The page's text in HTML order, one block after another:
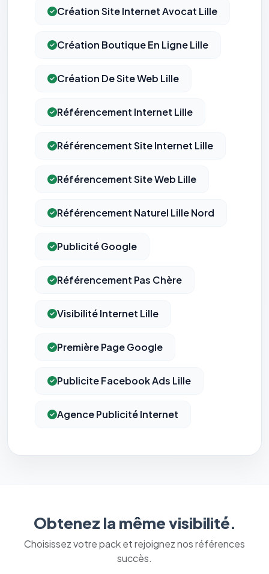
Création Site Internet Avocat Lille
Création Boutique En Ligne Lille
Création De Site Web Lille
Référencement Internet Lille
Référencement Site Internet Lille
Référencement Site Web Lille
Référencement Naturel Lille Nord
Publicité Google
Référencement Pas Chère
Visibilité Internet Lille
Première Page Google
Publicite Facebook Ads Lille
Agence Publicité Internet
Obtenez la même visibilité.
Choisissez votre pack et rejoignez nos références
succès.
Cookies essentiels TOUJOURS ACTIF
mémorisation de vos choix de consentement. Ils ne
peuvent pas être désactivés.